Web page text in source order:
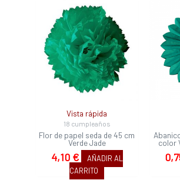
Vista rápida
18 cumpleaños
Flor de papel seda de 45 cm
Verde Jade
4,10 €
AÑADIR AL
CARRITO
color